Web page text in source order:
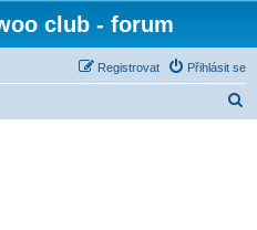
club - forum
Přihlásit se
Registrovat